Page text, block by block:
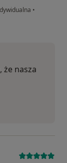
•
że nasza